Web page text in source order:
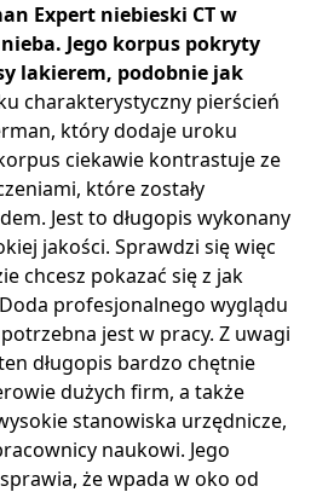
Expert niebieski CT w
Jego korpus pokryty
lakierem, podobnie jak
charakterystyczny pierścień
który dodaje uroku
ciekawie kontrastuje ze
które zostały
Jest to długopis wykonany
jakości. Sprawdzi się więc
chcesz pokazać się z jak
profesjonalnego wyglądu
jest w pracy. Z uwagi
długopis bardzo chętnie
dużych firm, a także
stanowiska urzędnicze,
naukowi. Jego
że wpada w oko od